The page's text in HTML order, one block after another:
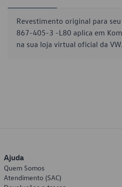
Revestimento original para
867-405-3 -L80 aplica em
na sua loja virtual oficial da VW.
Ajuda
Quem Somos
Atendimento (SAC)